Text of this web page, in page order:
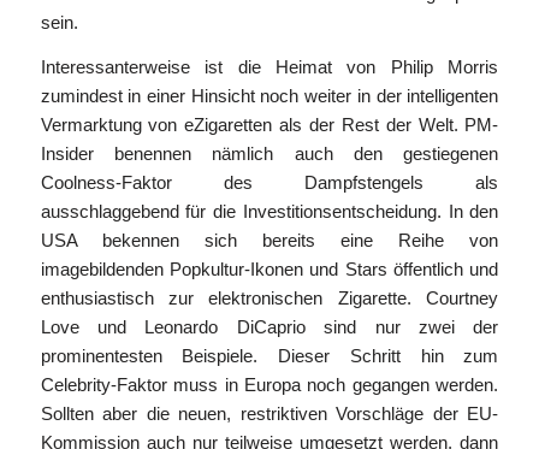
sein.
Interessanterweise ist die Heimat von Philip Morris
zumindest in einer Hinsicht noch weiter in der intelligenten
Vermarktung von eZigaretten als der Rest der Welt. PM-
Insider benennen nämlich auch den gestiegenen
Coolness-Faktor des Dampfstengels als
ausschlaggebend für die Investitionsentscheidung. In den
USA bekennen sich bereits eine Reihe von
imagebildenden Popkultur-Ikonen und Stars öffentlich und
enthusiastisch zur elektronischen Zigarette. Courtney
Love und Leonardo DiCaprio sind nur zwei der
prominentesten Beispiele. Dieser Schritt hin zum
Celebrity-Faktor muss in Europa noch gegangen werden.
Sollten aber die neuen, restriktiven Vorschläge der EU-
Kommission auch nur teilweise umgesetzt werden, dann